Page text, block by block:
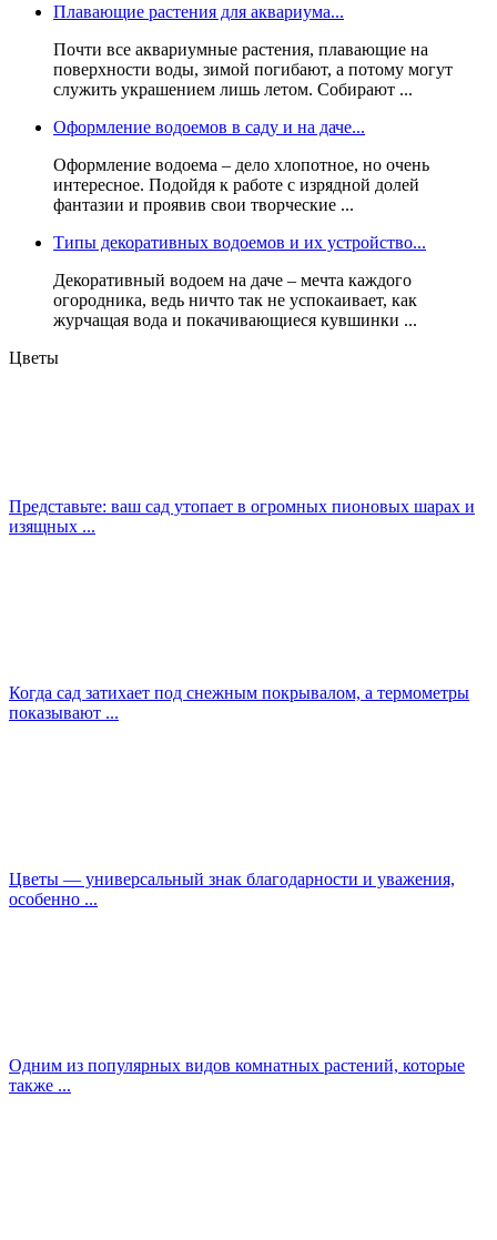
Плавающие растения для аквариума...
Почти все аквариумные растения, плавающие на
поверхности воды, зимой погибают, а потому могут
служить украшением лишь летом. Собирают ...
Оформление водоемов в саду и на даче...
Оформление водоема – дело хлопотное, но очень
интересное. Подойдя к работе с изрядной долей
фантазии и проявив свои творческие ...
Типы декоративных водоемов и их устройство...
Декоративный водоем на даче – мечта каждого
огородника, ведь ничто так не успокаивает, как
журчащая вода и покачивающиеся кувшинки ...
Цветы
Представьте: ваш сад утопает в огромных пионовых шарах и
изящных ...
Когда сад затихает под снежным покрывалом, а термометры
показывают ...
Цветы — универсальный знак благодарности и уважения,
особенно ...
Одним из популярных видов комнатных растений, которые
также ...